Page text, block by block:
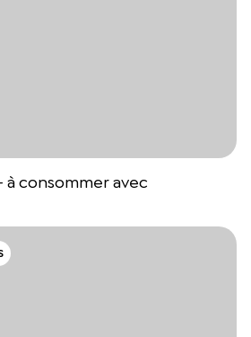
à consommer avec